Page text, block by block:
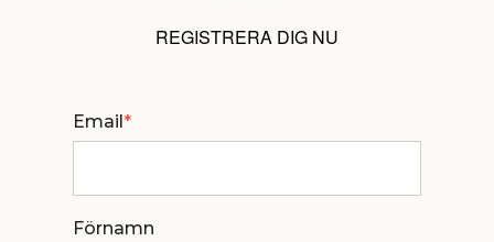
REGISTRERA DIG NU
Email*
Förnamn